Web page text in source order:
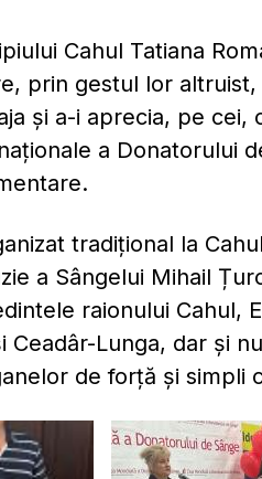
Cahul Tatiana
prin gestul lor
și a-i aprecia, pe cei,
a Donatorului
tradițional la
a Sângelui Mihail
raionului Cahul,
Ceadâr-Lunga, dar și
de forță și simpli